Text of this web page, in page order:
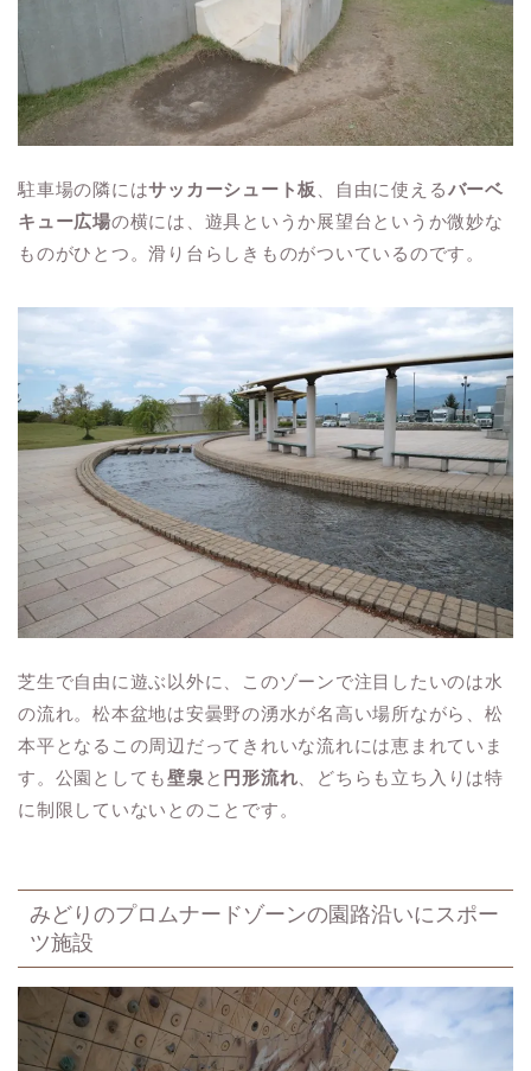
駐車場の隣にはサッカーシュート板 、自由に使えるバーベ
キュー広場の横には、遊具というか展望台というか微妙な
ものがひとつ。滑り台らしきものがついているのです。
芝生で自由に遊ぶ以外に、このゾーンで注目したいのは水
の流れ。松本盆地は安曇野の湧水が名高い場所ながら、松
本平となるこの周辺だってきれいな流れには恵まれていま
す。公園としても壁泉 と 円形流れ 、どちらも立ち入りは特
に制限していないとのことです。
みどりのプロムナードゾーンの園路沿いにスポー
ツ施設